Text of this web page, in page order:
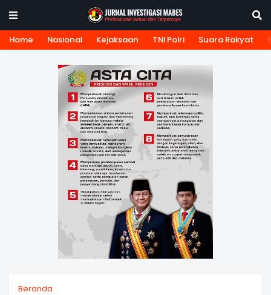
Home Nasional Kejaksaan TNI Polri Suara Rakyat
Beranda